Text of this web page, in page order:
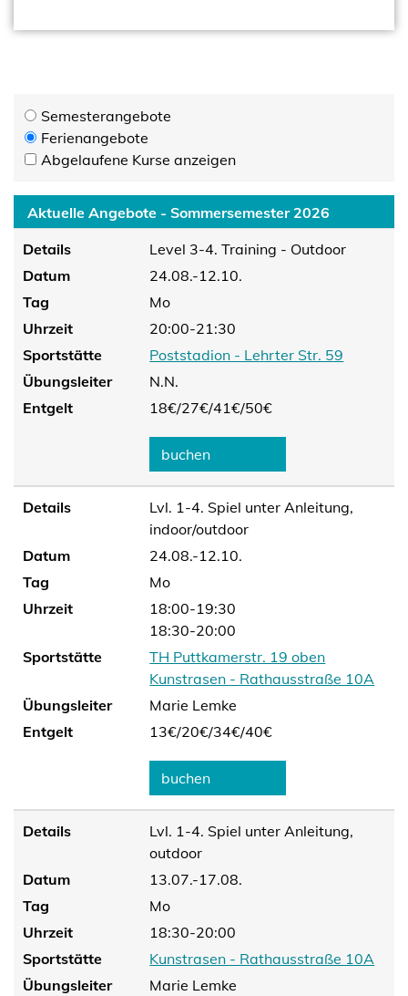
Semesterangebote
Ferienangebote
Abgelaufene Kurse anzeigen
Aktuelle Angebote - Sommersemester 2026
Details
Level 3-4. Training - Outdoor
Datum
24.08.-12.10.
Tag
Mo
Uhrzeit
20:00-21:30
Sportstätte
Poststadion - Lehrter Str. 59
Übungsleiter
N.N.
Entgelt
18€/27€/41€/50€
buchen
Details
Lvl. 1-4. Spiel unter Anleitung,
indoor/outdoor
Datum
24.08.-12.10.
Tag
Mo
Uhrzeit
18:00-19:30
18:30-20:00
Sportstätte
TH Puttkamerstr. 19 oben
Kunstrasen - Rathausstraße 10A
Übungsleiter
Marie Lemke
Entgelt
13€/20€/34€/40€
buchen
Details
Lvl. 1-4. Spiel unter Anleitung,
outdoor
Datum
13.07.-17.08.
Tag
Mo
Uhrzeit
18:30-20:00
Sportstätte
Kunstrasen - Rathausstraße 10A
Übungsleiter
Marie Lemke